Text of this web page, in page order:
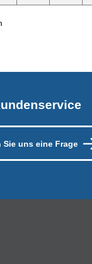
Sie uns eine Frage